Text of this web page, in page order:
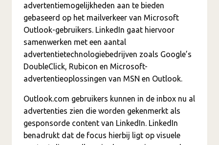
advertentiemogelijkheden aan te bieden
gebaseerd op het mailverkeer van Microsoft
Outlook-gebruikers. LinkedIn gaat hiervoor
samenwerken met een aantal
advertentietechnologiebedrijven zoals Google’s
DoubleClick, Rubicon en Microsoft-
advertentieoplossingen van MSN en Outlook.
Outlook.com gebruikers kunnen in de inbox nu al
advertenties zien die worden gekenmerkt als
gesponsorde content van LinkedIn. LinkedIn
benadrukt dat de focus hierbij ligt op visuele